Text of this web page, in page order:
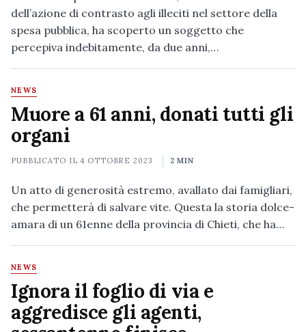
dell’azione di contrasto agli illeciti nel settore della
spesa pubblica, ha scoperto un soggetto che
percepiva indebitamente, da due anni,…
NEWS
Muore a 61 anni, donati tutti gli
organi
PUBBLICATO IL4 OTTOBRE 2023 2 MIN
Un atto di generosità estremo, avallato dai famigliari,
che permetterà di salvare vite. Questa la storia dolce-
amara di un 61enne della provincia di Chieti, che ha…
NEWS
Ignora il foglio di via e
aggredisce gli agenti,